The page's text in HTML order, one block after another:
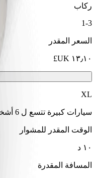
ركاب
1-3
السعر المقدر
XL
سيارات كبيرة تتسع ل 6 أشخاص
الوقت المقدر للمشوار
١٠ د
المسافة المقدرة